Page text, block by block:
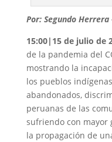
Por: Segundo Herrera
15:00|15 de julio de
de la pandemia del
mostrando la
los pueblos
abandonados,
peruanas de las
sufriendo con mayor
la propagación de